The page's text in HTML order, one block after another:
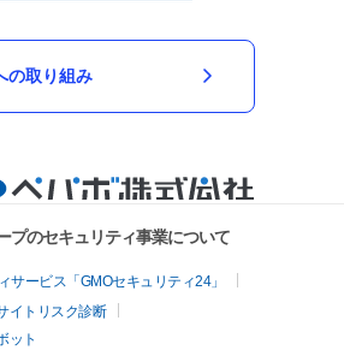
の取り組み
プのセキュリティ事業について
ービス「GMOセキュリティ24」
イトリスク診断
ット